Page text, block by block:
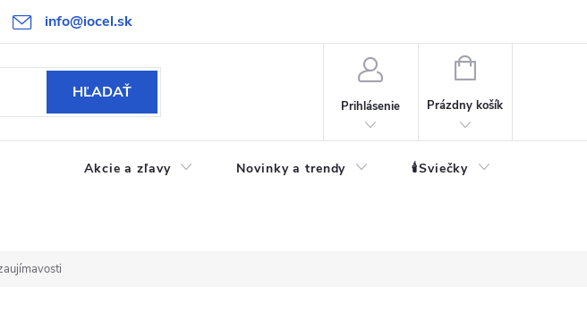
info@iocel.sk
Obľúbené Bezpečnostné informácie
HĽADAŤ
Prihlásenie
NÁKUPNÝ
Prázdny košík
Akcie a zľavy Novinky a trendy 🕯️Sviečky